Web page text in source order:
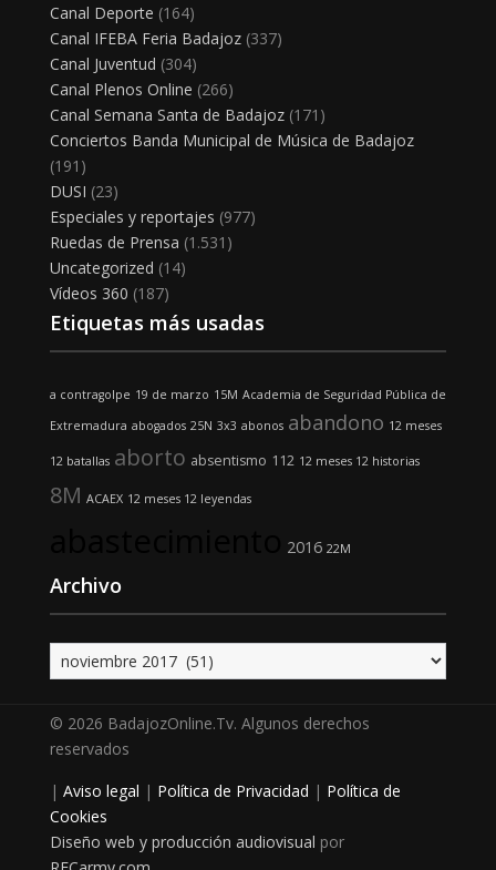
Canal Deporte (164)
Canal IFEBA Feria Badajoz(337)
Canal Juventud (304)
Canal Plenos Online (266)
Canal Semana Santa de Badajoz(171)
Conciertos Banda Municipal de Música de Badajoz
(191)
DUSI (23)
Especiales y reportajes (977)
Ruedas de Prensa (1.531)
Uncategorized (14)
Vídeos 360 (187)
Etiquetas más usadas
a contragolpe 19 de marzo 15M Academia de Seguridad Pública de
Extremadura abogados 25N 3x3 abonos abandono 12 meses
12 batallas aborto absentismo 112 12 meses 12 historias
8M ACAEX 12 meses 12 leyendas
2016 22M
Archivo
Archivo
© 2026 BadajozOnline.Tv. Algunos derechos
reservados
| Aviso legal | Política de Privacidad | Política de
Cookies
Diseño web y producción audiovisual por